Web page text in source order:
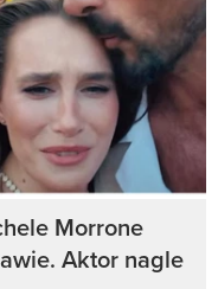
Morrone
Aktor nagle